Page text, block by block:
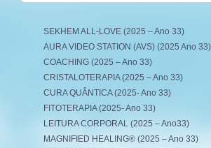
SEKHEM ALL-LOVE (2025 – Ano 33)
AURA VIDEO STATION (AVS) (2025 Ano 33)
COACHING (2025 – Ano 33)
CRISTALOTERAPIA (2025 – Ano 33)
CURA QUÂNTICA (2025- Ano 33)
FITOTERAPIA (2025- Ano 33)
LEITURA CORPORAL (2025 – Ano33)
MAGNIFIED HEALING® (2025 – Ano 33)